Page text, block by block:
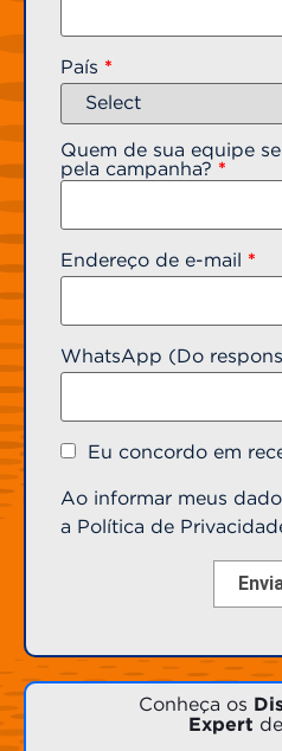
País *
Quem de sua equipe
pela campanha? *
Endereço de e-mail *
WhatsApp (Do
Eu concordo em
Ao informar meus
a Política de
Conheça os
Expert